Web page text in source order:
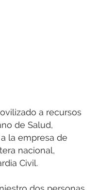
a recursos
de Salud,
la empresa de
nacional,
Civil.